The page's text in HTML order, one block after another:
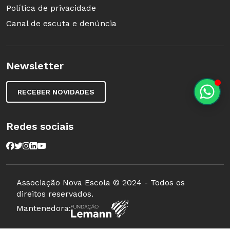
DVD
Política de privacidade
Canal de escuta e denúncia
Newsletter
RECEBER NOVIDADES
Redes sociais
Associação Nova Escola © 2024 - Todos os
direitos reservados.
Mantenedora: